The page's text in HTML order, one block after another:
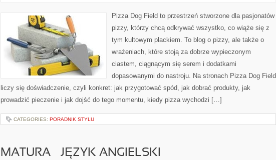
Pizza Dog Field to przestrzeń stworzone dla pasjonatów
pizzy, którzy chcą odkrywać wszystko, co wiąże się z
tym kultowym plackiem. To blog o pizzy, ale także o
wrażeniach, które stoją za dobrze wypieczonym
ciastem, ciągnącym się serem i dodatkami
dopasowanymi do nastroju. Na stronach Pizza Dog Field
liczy się doświadczenie, czyli konkret: jak przygotować spód, jak dobrać produkty, jak
prowadzić pieczenie i jak dojść do tego momentu, kiedy pizza wychodzi […]
CATEGORIES: PORADNIK STYLU
MATURA – JĘZYK ANGIELSKI